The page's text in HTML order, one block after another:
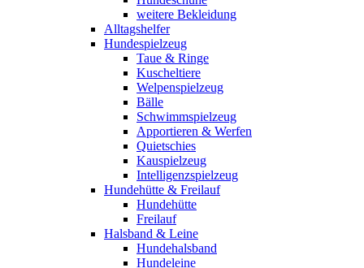
weitere Bekleidung
Alltagshelfer
Hundespielzeug
Taue & Ringe
Kuscheltiere
Welpenspielzeug
Bälle
Schwimmspielzeug
Apportieren & Werfen
Quietschies
Kauspielzeug
Intelligenzspielzeug
Hundehütte & Freilauf
Hundehütte
Freilauf
Halsband & Leine
Hundehalsband
Hundeleine